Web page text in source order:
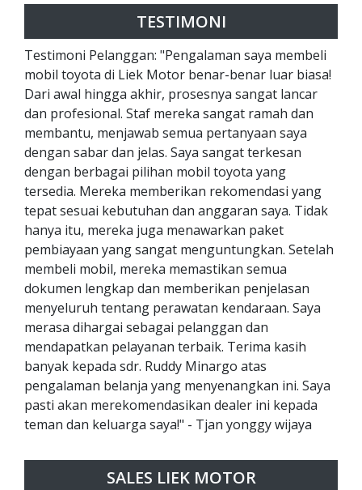
TESTIMONI
Testimoni Pelanggan: "Pengalaman saya membeli
mobil toyota di Liek Motor benar-benar luar biasa!
Dari awal hingga akhir, prosesnya sangat lancar
dan profesional. Staf mereka sangat ramah dan
membantu, menjawab semua pertanyaan saya
dengan sabar dan jelas. Saya sangat terkesan
dengan berbagai pilihan mobil toyota yang
tersedia. Mereka memberikan rekomendasi yang
tepat sesuai kebutuhan dan anggaran saya. Tidak
hanya itu, mereka juga menawarkan paket
pembiayaan yang sangat menguntungkan. Setelah
membeli mobil, mereka memastikan semua
dokumen lengkap dan memberikan penjelasan
menyeluruh tentang perawatan kendaraan. Saya
merasa dihargai sebagai pelanggan dan
mendapatkan pelayanan terbaik. Terima kasih
banyak kepada sdr. Ruddy Minargo atas
pengalaman belanja yang menyenangkan ini. Saya
pasti akan merekomendasikan dealer ini kepada
teman dan keluarga saya!" - Tjan yonggy wijaya
SALES LIEK MOTOR